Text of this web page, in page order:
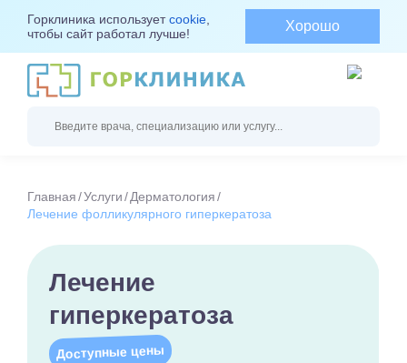
Горклиника используетcookie
чтобы сайт работал лучше!
Хорошо
Главная Услуги Дерматология
Лечение фолликулярного гиперкератоза
Лечение
гиперкератоза
Доступные цены